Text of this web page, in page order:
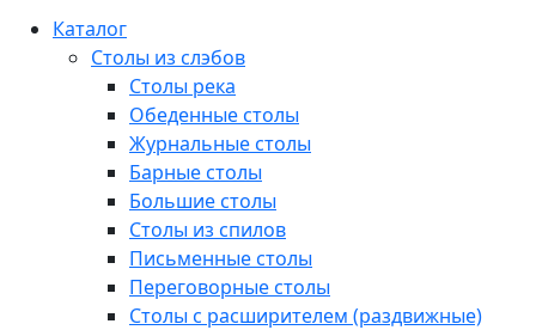
Каталог
Столы из слэбов
Столы река
Обеденные столы
Журнальные столы
Барные столы
Большие столы
Столы из спилов
Письменные столы
Переговорные столы
Столы с расширителем (раздвижные)